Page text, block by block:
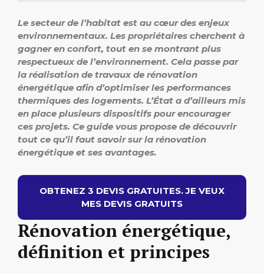
Le secteur de l’habitat est au cœur des enjeux
environnementaux. Les propriétaires cherchent à
gagner en confort, tout en se montrant plus
respectueux de l’environnement. Cela passe par
la réalisation de travaux de rénovation
énergétique afin d’optimiser les performances
thermiques des logements. L’État a d’ailleurs mis
en place plusieurs dispositifs pour encourager
ces projets. Ce guide vous propose de découvrir
tout ce qu’il faut savoir sur la rénovation
énergétique et ses avantages.
OBTENEZ 3 DEVIS GRATUITES. JE VEUX
MES DEVIS GRATUITS
Rénovation énergétique,
définition et principes